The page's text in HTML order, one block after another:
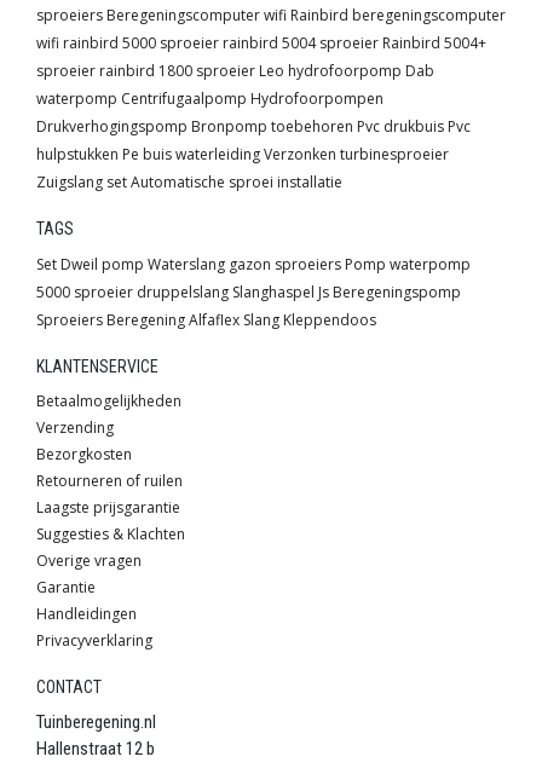
sproeiers Beregeningscomputer wifi Rainbird beregeningscomputer
wifi rainbird 5000 sproeier rainbird 5004 sproeier Rainbird 5004+
sproeier rainbird 1800 sproeier Leo hydrofoorpomp Dab
waterpomp Centrifugaalpomp Hydrofoorpompen
Drukverhogingspomp Bronpomp toebehoren Pvc drukbuis Pvc
hulpstukken Pe buis waterleidingVerzonken turbinesproeier
Zuigslang setAutomatische sproei installatie
TAGS
Set Dweil pomp Waterslang gazon sproeiers Pomp waterpomp
5000 sproeier druppelslang Slanghaspel Js Beregeningspomp
Sproeiers BeregeningAlfaflex Slang Kleppendoos
KLANTENSERVICE
Betaalmogelijkheden
Verzending
Bezorgkosten
Retourneren of ruilen
Laagste prijsgarantie
Suggesties & Klachten
Overige vragen
Garantie
Handleidingen
Privacyverklaring
CONTACT
Tuinberegening.nl
Hallenstraat 12 b